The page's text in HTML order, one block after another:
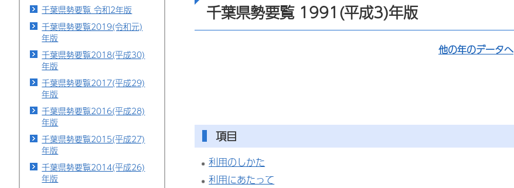
千葉県勢要覧 令和2年版
千葉県勢要覧2019(令和元)
年版
千葉県勢要覧2018(平成30)
年版
千葉県勢要覧2017(平成29)
年版
千葉県勢要覧2016(平成28)
年版
千葉県勢要覧2015(平成27)
年版
千葉県勢要覧2014(平成26)
年版
千葉県勢要覧 1991(平成3)年版
他の年のデータへ
項目
利用のしかた
利用にあたって